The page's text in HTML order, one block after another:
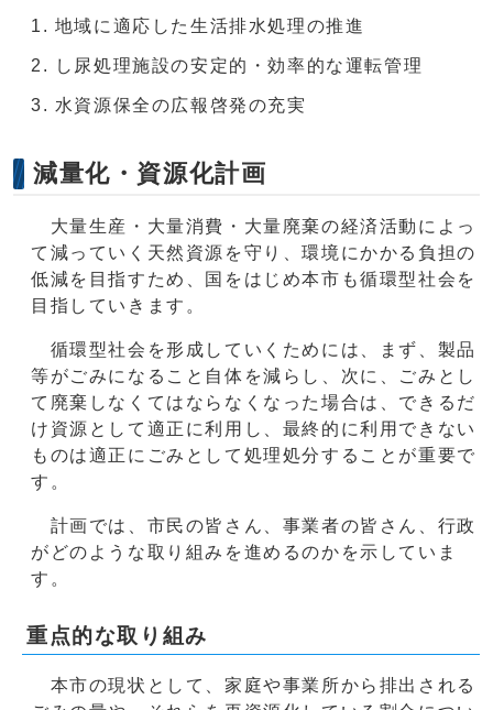
地域に適応した生活排水処理の推進
し尿処理施設の安定的・効率的な運転管理
水資源保全の広報啓発の充実
減量化・資源化計画
大量生産・大量消費・大量廃棄の経済活動によっ
て減っていく天然資源を守り、環境にかかる負担の
低減を目指すため、国をはじめ本市も循環型社会を
目指していきます。
循環型社会を形成していくためには、まず、製品
等がごみになること自体を減らし、次に、ごみとし
て廃棄しなくてはならなくなった場合は、できるだ
け資源として適正に利用し、最終的に利用できない
ものは適正にごみとして処理処分することが重要で
す。
計画では、市民の皆さん、事業者の皆さん、行政
がどのような取り組みを進めるのかを示していま
す。
重点的な取り組み
本市の現状として、家庭や事業所から排出される